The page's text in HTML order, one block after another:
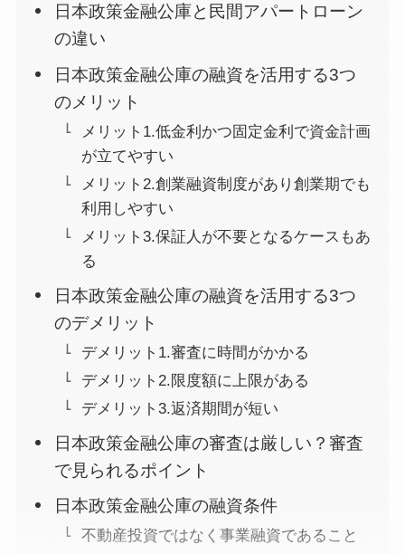
日本政策金融公庫と民間アパートローン
の違い
日本政策金融公庫の融資を活用する3つ
のメリット
メリット1.低金利かつ固定金利で資金計画
が立てやすい
メリット2.創業融資制度があり創業期でも
利用しやすい
メリット3.保証人が不要となるケースもあ
る
日本政策金融公庫の融資を活用する3つ
のデメリット
デメリット1.審査に時間がかかる
デメリット2.限度額に上限がある
デメリット3.返済期間が短い
日本政策金融公庫の審査は厳しい？審査
で見られるポイント
日本政策金融公庫の融資条件
不動産投資ではなく事業融資であること